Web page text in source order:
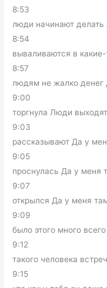
8:53
люди начинают
8:54
вываливаются в
8:57
людям не жалко денег
9:00
торгнула Люди
9:03
рассказывают Да у
9:05
проснулась Да у меня
9:07
открылся Да у меня
9:09
было этого много
9:12
такого человека
9:15